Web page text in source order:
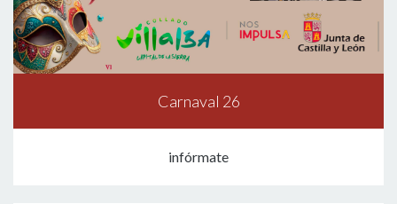
Carnaval 26
infórmate